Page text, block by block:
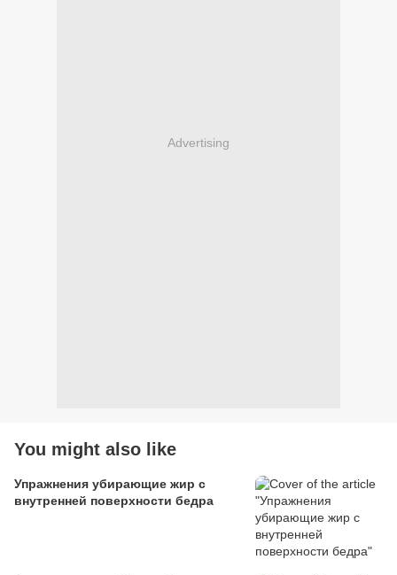
Advertising
You might also like
Упражнения убирающие жир с
внутренней поверхности бедра